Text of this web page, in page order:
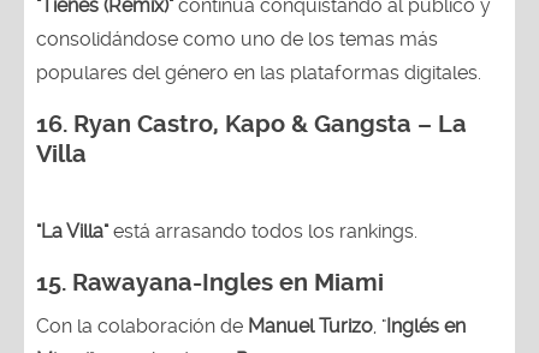
"Tienes (Remix)"continúa conquistando al público y
consolidándose como uno de los temas más
populares del género en las plataformas digitales.
16. Ryan Castro, Kapo & Gangsta – La
Villa
"La Villa"está arrasando todos los rankings.
15. Rawayana-Ingles en Miami
Con la colaboración de Manuel Turizo, " Inglés en